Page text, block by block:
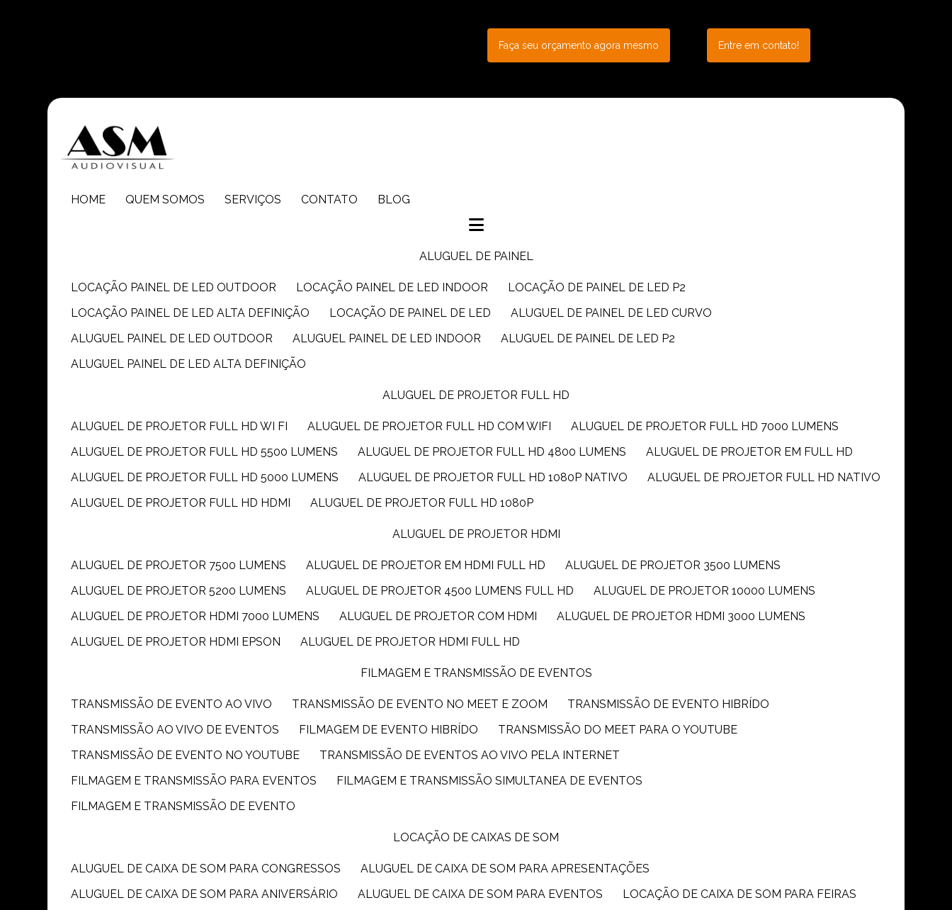
Faça seu orçamento agora mesmo Entre em contato!
HOME QUEM SOMOS SERVIÇOS CONTATO BLOG
ALUGUEL DE PAINEL
LOCAÇÃO PAINEL DE LED OUTDOOR LOCAÇÃO PAINEL DE LED INDOOR
LOCAÇÃO DE PAINEL DE LED P2
LOCAÇÃO PAINEL DE LED ALTA DEFINIÇÃO
LOCAÇÃO DE PAINEL DE LED
ALUGUEL DE PAINEL DE LED CURVO
ALUGUEL PAINEL DE LED OUTDOOR
ALUGUEL PAINEL DE LED INDOOR
ALUGUEL DE PAINEL DE LED P2
ALUGUEL PAINEL DE LED ALTA DEFINIÇÃO
ALUGUEL DE PROJETOR FULL HD
ALUGUEL DE PROJETOR FULL HD WI FI ALUGUEL DE PROJETOR FULL HD COM WIFI
ALUGUEL DE PROJETOR FULL HD 7000 LUMENS
ALUGUEL DE PROJETOR FULL HD 5500 LUMENS
ALUGUEL DE PROJETOR FULL HD 4800 LUMENS
ALUGUEL DE PROJETOR EM FULL HD
ALUGUEL DE PROJETOR FULL HD 5000 LUMENS
ALUGUEL DE PROJETOR FULL HD 1080P NATIVO
ALUGUEL DE PROJETOR FULL HD NATIVO
ALUGUEL DE PROJETOR FULL HD HDMI
ALUGUEL DE PROJETOR FULL HD 1080P
ALUGUEL DE PROJETOR HDMI
ALUGUEL DE PROJETOR 7500 LUMENS ALUGUEL DE PROJETOR EM HDMI FULL HD
ALUGUEL DE PROJETOR 3500 LUMENS
ALUGUEL DE PROJETOR 5200 LUMENS
ALUGUEL DE PROJETOR 4500 LUMENS FULL HD
ALUGUEL DE PROJETOR 10000 LUMENS
ALUGUEL DE PROJETOR HDMI 7000 LUMENS
ALUGUEL DE PROJETOR COM HDMI
ALUGUEL DE PROJETOR HDMI 3000 LUMENS
ALUGUEL DE PROJETOR HDMI EPSON
ALUGUEL DE PROJETOR HDMI FULL HD
FILMAGEM E TRANSMISSÃO DE EVENTOS
TRANSMISSÃO DE EVENTO AO VIVO TRANSMISSÃO DE EVENTO NO MEET E ZOOM
TRANSMISSÃO DE EVENTO HIBRÍDO
TRANSMISSÃO AO VIVO DE EVENTOS
FILMAGEM DE EVENTO HIBRÍDO
TRANSMISSÃO DO MEET PARA O YOUTUBE
TRANSMISSÃO DE EVENTO NO YOUTUBE
TRANSMISSÃO DE EVENTOS AO VIVO PELA INTERNET
FILMAGEM E TRANSMISSÃO PARA EVENTOS
FILMAGEM E TRANSMISSÃO SIMULTANEA DE EVENTOS
FILMAGEM E TRANSMISSÃO DE EVENTO
LOCAÇÃO DE CAIXAS DE SOM
ALUGUEL DE CAIXA DE SOM PARA CONGRESSOS
ALUGUEL DE CAIXA DE SOM PARA APRESENTAÇÕES
ALUGUEL DE CAIXA DE SOM PARA ANIVERSÁRIO
ALUGUEL DE CAIXA DE SOM PARA EVENTOS
LOCAÇÃO DE CAIXA DE SOM PARA FEIRAS